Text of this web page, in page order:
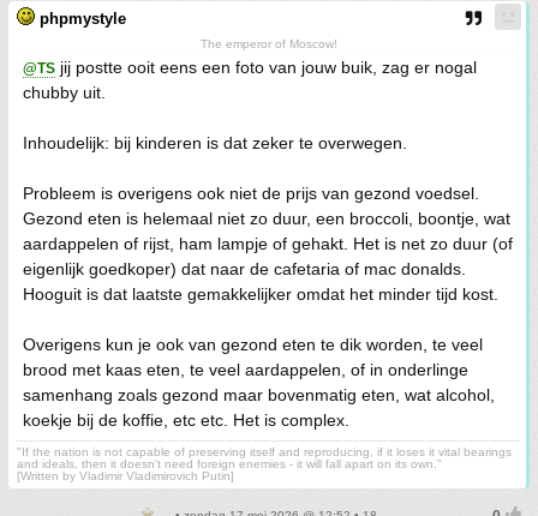
phpmystyle
The emperor of Moscow!
@TS jij postte ooit eens een foto van jouw buik, zag er nogal
chubby uit.
Inhoudelijk: bij kinderen is dat zeker te overwegen.
Probleem is overigens ook niet de prijs van gezond voedsel.
Gezond eten is helemaal niet zo duur, een broccoli, boontje, wat
aardappelen of rijst, ham lampje of gehakt. Het is net zo duur (of
eigenlijk goedkoper) dat naar de cafetaria of mac donalds.
Hooguit is dat laatste gemakkelijker omdat het minder tijd kost.
Overigens kun je ook van gezond eten te dik worden, te veel
brood met kaas eten, te veel aardappelen, of in onderlinge
samenhang zoals gezond maar bovenmatig eten, wat alcohol,
koekje bij de koffie, etc etc. Het is complex.
"If the nation is not capable of preserving itself and reproducing, if it loses it vital bearings
and ideals, then it doesn't need foreign enemies - it will fall apart on its own."
[Written by Vladimir Vladimirovich Putin]